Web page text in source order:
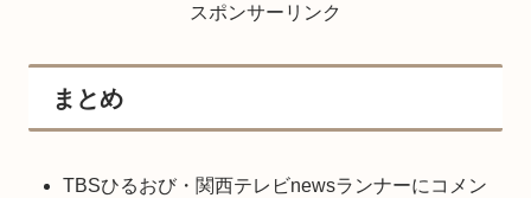
スポンサーリンク
まとめ
TBSひるおび・関西テレビnewsランナーにコメン